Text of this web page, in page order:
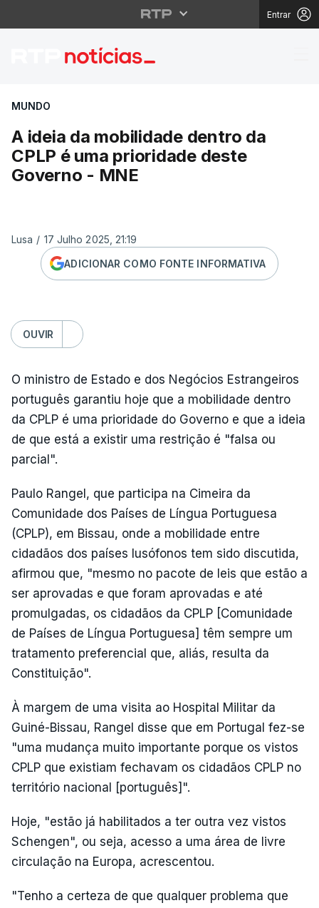
Entrar
A ideia da mobilidade
MUNDO
A ideia da mobilidade dentro da
CPLP é uma prioridade deste
Governo - MNE
Lusa / 17 Julho 2025, 21:19
ADICIONAR COMO FONTE INFORMATIVA
OUVIR
O ministro de Estado e dos Negócios Estrangeiros
português garantiu hoje que a mobilidade dentro
da CPLP é uma prioridade do Governo e que a ideia
de que está a existir uma restrição é "falsa ou
parcial".
Paulo Rangel, que participa na Cimeira da
Comunidade dos Países de Língua Portuguesa
(CPLP), em Bissau, onde a mobilidade entre
cidadãos dos países lusófonos tem sido discutida,
afirmou que, "mesmo no pacote de leis que estão a
ser aprovadas e que foram aprovadas e até
promulgadas, os cidadãos da CPLP [Comunidade
de Países de Língua Portuguesa] têm sempre um
tratamento preferencial que, aliás, resulta da
Constituição".
À margem de uma visita ao Hospital Militar da
Guiné-Bissau, Rangel disse que em Portugal fez-se
"uma mudança muito importante porque os vistos
CPLP que existiam fechavam os cidadãos CPLP no
território nacional [português]".
Hoje, "estão já habilitados a ter outra vez vistos
Schengen", ou seja, acesso a uma área de livre
circulação na Europa, acrescentou.
"Tenho a certeza de que qualquer problema que